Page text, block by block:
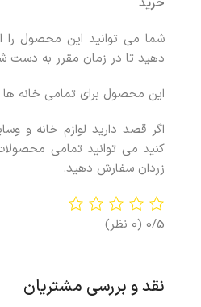
خرید
شما می توانید این محصول را
دهید تا در زمان مقرر به دست
این محصول برای تمامی خانه
اگر قصد دارید لوازم خانه و
کنید می توانید تمامی محصولات
زردان سفارش دهید.
0/5 (0 نظر)
نقد و بررسی مشتریان